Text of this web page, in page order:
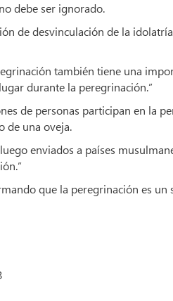
debe ser ignorado.
de desvinculación de la
también tiene una
durante la peregrinación.”
de personas participan en la
de una oveja.
enviados a países
que la peregrinación es